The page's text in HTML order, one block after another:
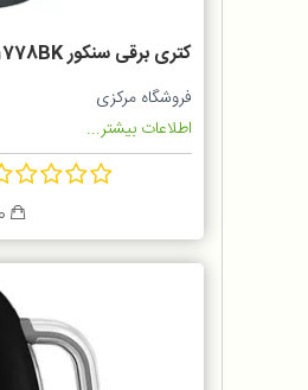
کتری برقی سنکور SWK 1778BK
فروشگاه مرکزی
اطلاعات بیشتر...